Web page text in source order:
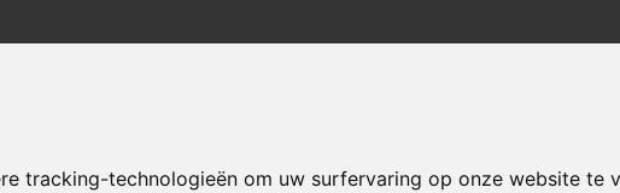
tracking-technologieën om uw surfervaring op onze website te